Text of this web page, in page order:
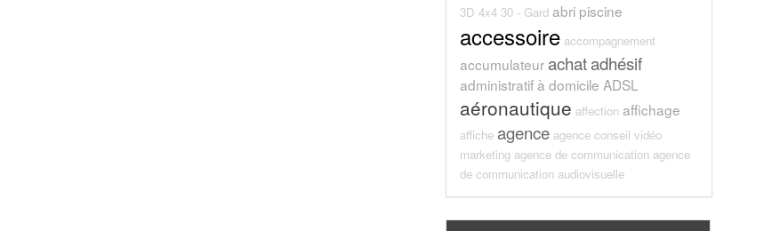
3D 4x4 30 - Gard abri piscine
accessoire accompagnement
accumulateurachatadhésif
administratifà domicile ADSL
aéronautique affection affichage
affiche agence agence conseil vidéo
marketing agence de communication agence
de communication audiovisuelle